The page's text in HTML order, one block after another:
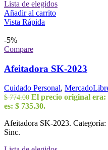
Lista de elegidos
Añadir al carrito
Vista Rápida
-5%
Compare
Afeitadora SK-2023
Cuidado Personal,
$774.00 El precio original era:
es: $ 735.30.
Afeitadora SK-2023.
Sinc.